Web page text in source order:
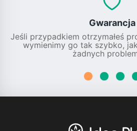
Gwarancja
Jeśli przypadkiem otrzymałeś
wymienimy go tak szybko,
żadnych